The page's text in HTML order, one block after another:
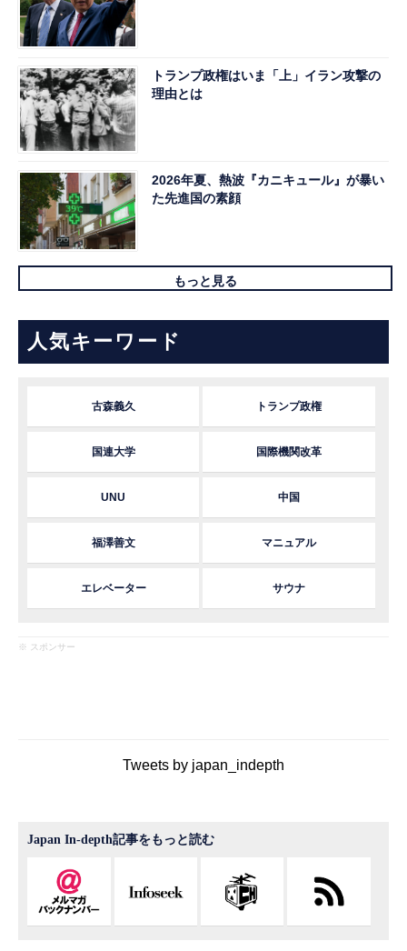
トランプ政権はいま「上」イラン攻撃の
理由とは
2026年夏、熱波『カニキュール』が暴い
た先進国の素顔
もっと見る
人気キーワード
古森義久 トランプ政権
国連大学 国際機関改革
UNU 中国
福澤善文 マニュアル
エレベーター サウナ
※ スポンサー
Tweets by japan_indepth
Japan In-depth記事をもっと読む